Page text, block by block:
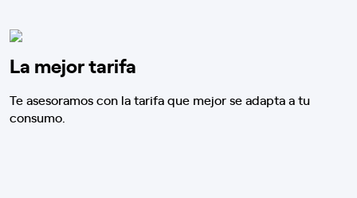
La mejor tarifa
Te asesoramos con la tarifa que mejor se adapta a tu
consumo.